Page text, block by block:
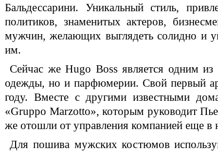
Бальдессарини. Уникальный стиль,
политиков, знаменитых актеров,
мужчин, желающих выглядеть солидно и
им.
Сейчас же Hugo Boss является одним
одежды, но и парфюмерии. Свой первый
году. Вместе с другими известными
«Gruppo Marzotto», которым руководит
же отошли от управления компанией еще в
Для пошива мужских костюмов